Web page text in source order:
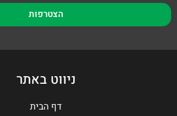
הצטרפות
ניווט באתר
דף הבית